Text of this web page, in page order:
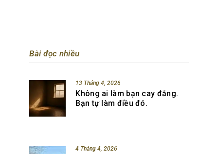
Bài đọc nhiều
13 Tháng 4, 2026
Không ai làm bạn cay đắng.
Bạn tự làm điều đó.
4 Tháng 4, 2026